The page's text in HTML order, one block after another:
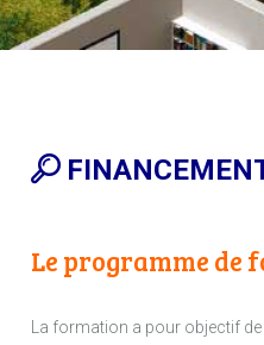
Le programme de
La formation a pour objectif